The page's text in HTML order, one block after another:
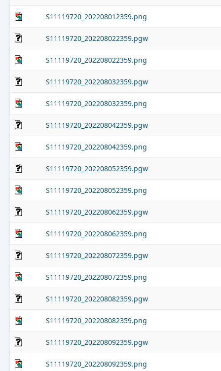
S11119720_202208012359.png
S11119720_202208022359.pgw
S11119720_202208022359.png
S11119720_202208032359.pgw
S11119720_202208032359.png
S11119720_202208042359.pgw
S11119720_202208042359.png
S11119720_202208052359.pgw
S11119720_202208052359.png
S11119720_202208062359.pgw
S11119720_202208062359.png
S11119720_202208072359.pgw
S11119720_202208072359.png
S11119720_202208082359.pgw
S11119720_202208082359.png
S11119720_202208092359.pgw
S11119720_202208092359.png